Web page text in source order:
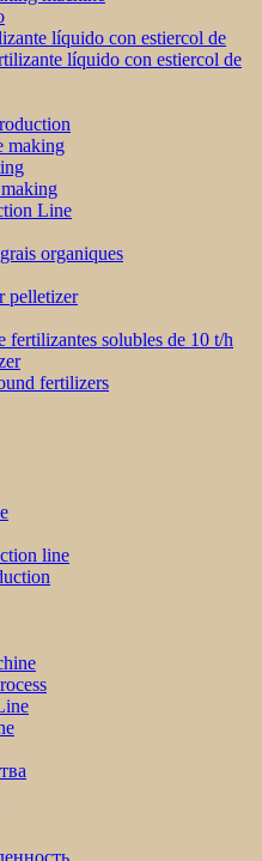
líquido con estiercol de
líquido con estiercol de
making
Line
organiques
pelletizer
fertilizantes solubles de 10 t/h
fertilizers
line